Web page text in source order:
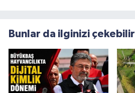
Bunlar da ilginizi çekebilir